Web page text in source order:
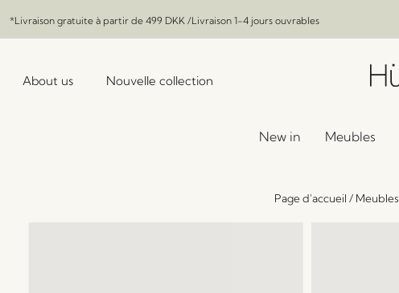
*Livraison gratuite à partir de 499 DKK /Livraison 1-4 jours ouvrables
About us Nouvelle collection
New in Meubles
Page d'accueil / Meubles